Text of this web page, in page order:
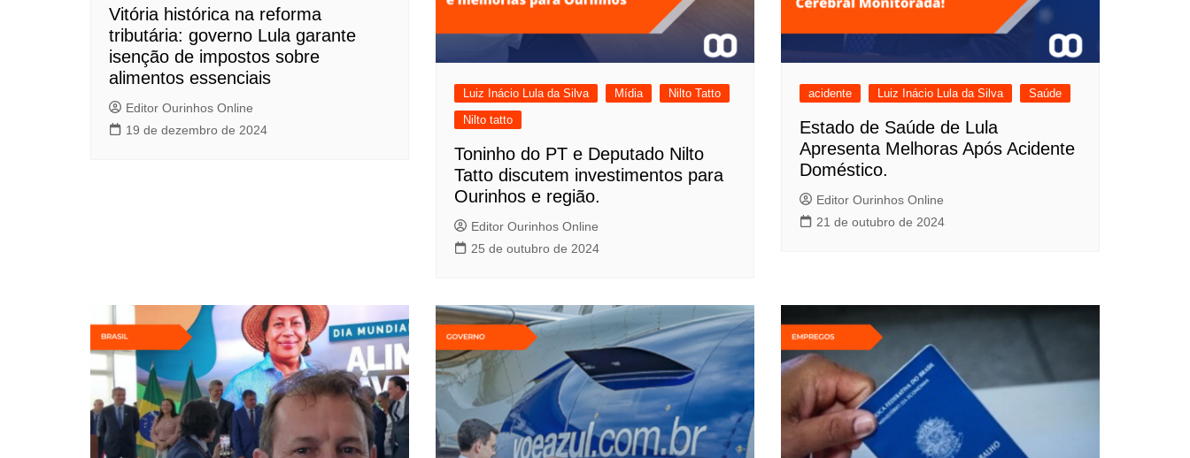
Vitória histórica na reforma
tributária: governo Lula garante
isenção de impostos sobre
alimentos essenciais
Editor Ourinhos Online
19 de dezembro de 2024
Luiz Inácio Lula da Silva Mídia
Nilto Tatto
Nilto tatto
Toninho do PT e Deputado Nilto
Tatto discutem investimentos para
Ourinhos e região.
Editor Ourinhos Online
25 de outubro de 2024
acidente Luiz Inácio Lula da Silva Saúde
Estado de Saúde de Lula
Apresenta Melhoras Após Acidente
Doméstico.
Editor Ourinhos Online
21 de outubro de 2024